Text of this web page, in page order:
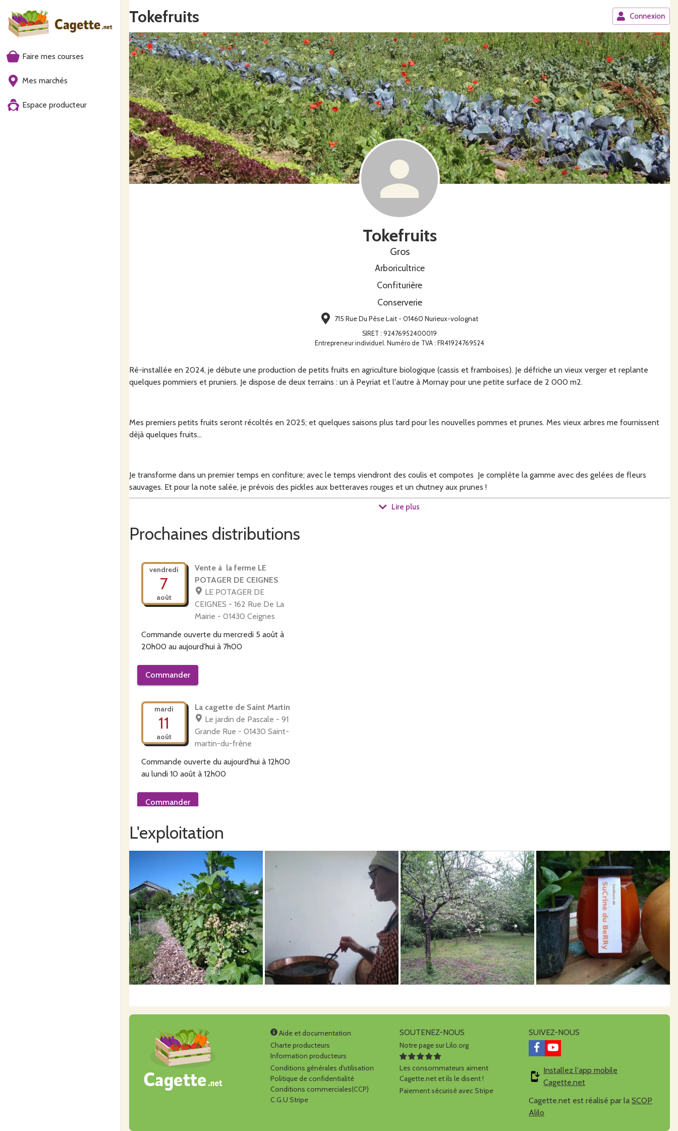
Faire mes courses
Mes marchés
Espace producteur
Tokefruits Connexion
Tokefruits
Gros
Arboricultrice
Confiturière
Conserverie
715 Rue Du Pèse Lait - 01460 Nurieux-volognat
SIRET : 92476952400019
Entrepreneur individuel. Numéro de TVA : FR41924769524
Ré-installée en 2024, je débute une production de petits fruits en agriculture biologique (cassis et framboises). Je défriche un vieux verger et replante
quelques pommiers et pruniers. Je dispose de deux terrains : un à Peyriat et l'autre à Mornay pour une petite surface de 2 000 m2.
Mes premiers petits fruits seront récoltés en 2025; et quelques saisons plus tard pour les nouvelles pommes et prunes. Mes vieux arbres me fournissent
dèjà quelques fruits...
Je transforme dans un premier temps en confiture; avec le temps viendront des coulis et compotes Je complète la gamme avec des gelées de fleurs
sauvages. Et pour la note salée, je prévois des pickles aux betteraves rouges et un chutney aux prunes !
Lire plus
Prochaines distributions
vendredi
7
août
Vente à la ferme LE
POTAGER DE CEIGNES
LE POTAGER DE
CEIGNES - 162 Rue De La
Mairie - 01430 Ceignes
Commande ouverte du mercredi 5 août à
20h00 au aujourd'hui à 7h00
Commander
mardi
11
août
La cagette de Saint Martin
Le jardin de Pascale - 91
Grande Rue - 01430 Saint-
martin-du-frêne
Commande ouverte du aujourd'hui à 12h00
au lundi 10 août à 12h00
Commander
mardi
11
La cagette de Montréal la
Tire bouchon - 15 Avenue
De Bresse - 01460
Montréal-la-cluse
Commande ouverte du aujourd'hui à 12h00
au lundi 10 août à 12h00
Commander
mardi
11
La cagette de NANTUA
La compagnie des
Commande ouverte du
aujourd'hui à 12h00
lundi 10 août à 12h00
Commander
Livraison à domicile ( liste
L'exploitation
Aide et documentation
Charte producteurs
Information producteurs
Conditions générales d'utilisation
Politique de confidentialité
Conditions commerciales(CCP)
C.G.U Stripe
SOUTENEZ-NOUS
Notre page sur Lilo.org
Les consommateurs aiment
Cagette.net et ils le disent !
Paiement sécurisé avec Stripe
SUIVEZ-NOUS
Installez l'app mobile
Cagette.net
Cagette.net est réalisé par la SCOP
Alilo